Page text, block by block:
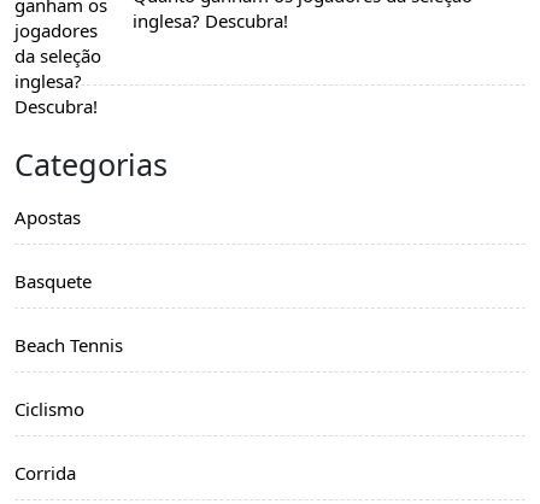
inglesa? Descubra!
Categorias
Apostas
Basquete
Beach Tennis
Ciclismo
Corrida